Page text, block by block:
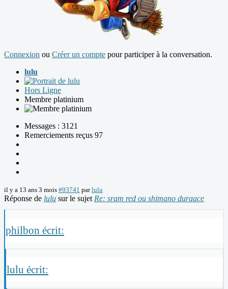
Connexion ou Créer un compte pour participer à la conversation.
lulu
Hors Ligne
Membre platinium
Messages : 3121
Remerciements reçus 97
il y a 13 ans 3 mois #93741 parlulu
Réponse de lulu sur le sujet Re: sram red ou shimano duraace
philbon écrit:
lulu écrit: